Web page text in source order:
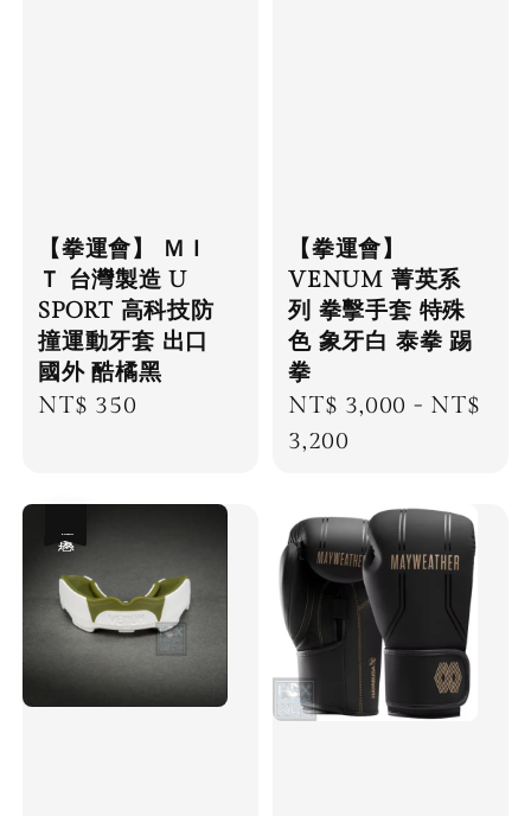
【拳運會】 ＭＩ
Ｔ 台灣製造 U
SPORT 高科技防
撞運動牙套 出口
國外 酷橘黑
Regular
NT$ 350
【拳運會】
VENUM 菁英系
列 拳擊手套 特殊
色 象牙白 泰拳 踢
拳
Regular
price
NT$ 3,000 - NT$
3,200